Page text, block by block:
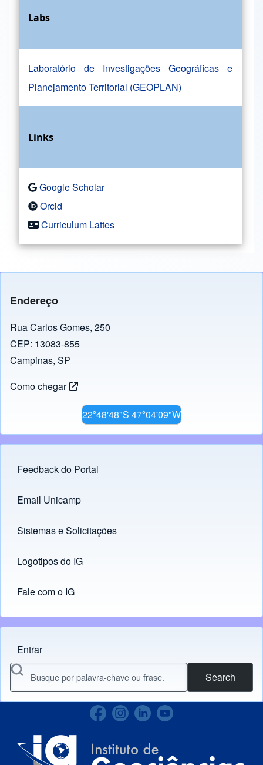
Labs
Laboratório de Investigações Geográficas e
Planejamento Territorial (GEOPLAN)
Links
Google Scholar
Orcid
Curriculum Lattes
Endereço
Rua Carlos Gomes, 250
CEP: 13083-855
Campinas, SP
Como chegar
22º48'48"S 47º04'09"W
Footer menu
Feedback do Portal
Links
Email Unicamp
(opens in new tab)
Sistemas e Solicitações
(opens in new tab)
Logotipos do IG
(opens in new tab)
Fale com o IG
Menu do usuário
Entrar
Search